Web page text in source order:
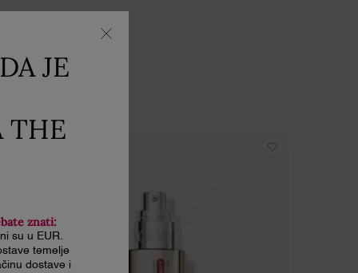
JE
THE
znati:
su u EUR.
temelje
dostave i